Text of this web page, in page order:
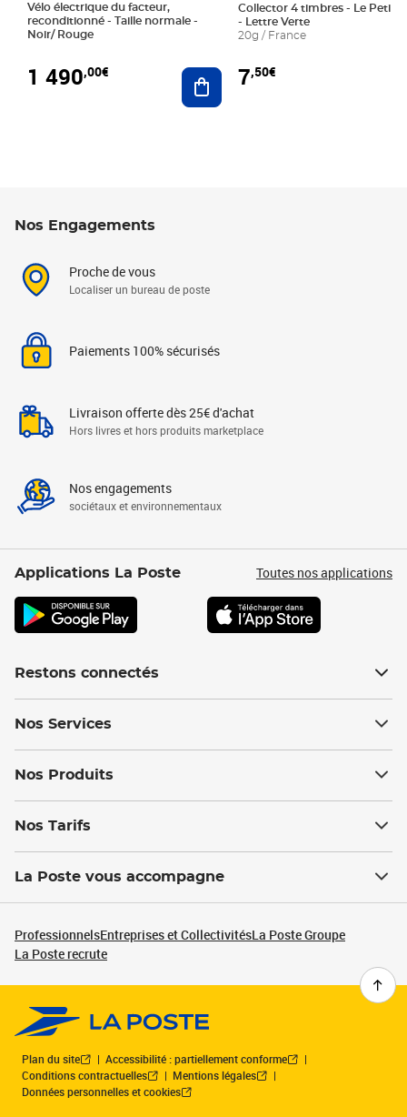
Vélo électrique du facteur,
reconditionné - Taille normale -
Noir/ Rouge
1 490,00€ Ajouter au panier
Collector 4 timbres - Le Petit
- Lettre Verte
20g / France
7,50€
Nos Engagements
Proche de vous
Localiser un bureau de poste
Paiements 100% sécurisés
Livraison offerte dès 25€ d'achat
Hors livres et hors produits marketplace
Nos engagements
sociétaux et environnementaux
Applications La Poste Toutes nos applications
Restons connectés
Nos Services
Nos Produits
Nos Tarifs
La Poste vous accompagne
ProfessionnelsEntreprises et CollectivitésLa Poste Groupe
La Poste recrute
Plan du site
Accessibilité : partiellement conforme
Conditions contractuelles
Mentions légales
Données personnelles et cookies